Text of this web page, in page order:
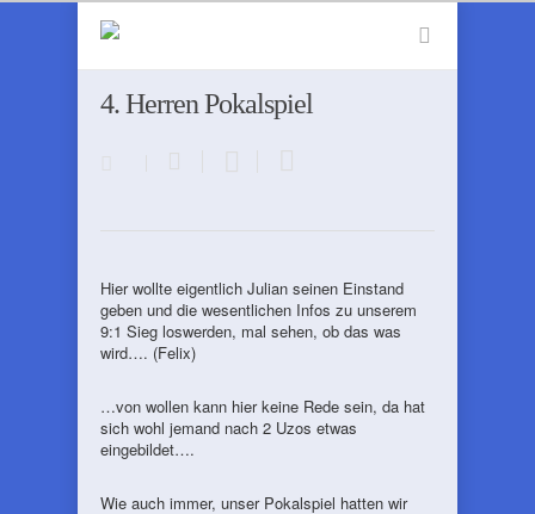
4. Herren Pokalspiel
Hier wollte eigentlich Julian seinen Einstand
geben und die wesentlichen Infos zu unserem
9:1 Sieg loswerden, mal sehen, ob das was
wird…. (Felix)
…von wollen kann hier keine Rede sein, da hat
sich wohl jemand nach 2 Uzos etwas
eingebildet….
Wie auch immer, unser Pokalspiel hatten wir